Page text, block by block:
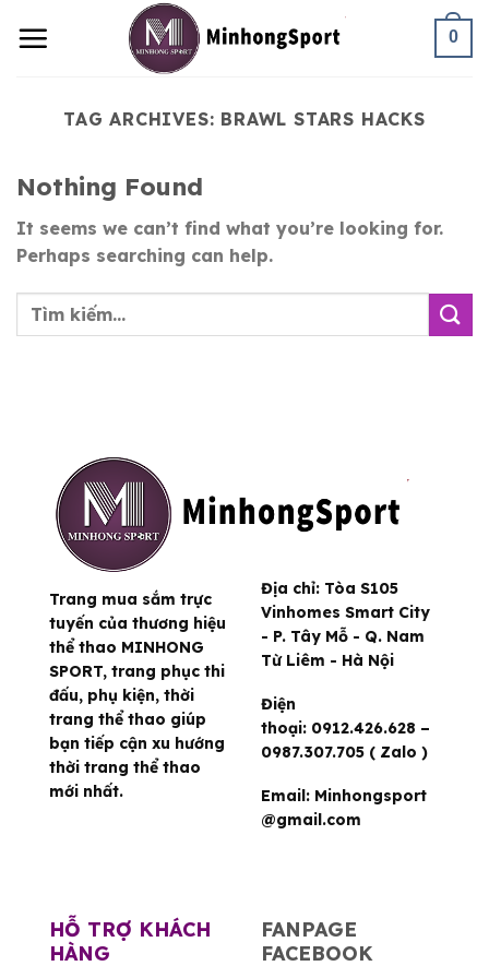
0
TAG ARCHIVES: BRAWL STARS HACKS
Nothing Found
It seems we can’t find what you’re looking for.
Perhaps searching can help.
Trang mua sắm trực
tuyến của thương hiệu
thể thao MINHONG
SPORT, trang phục thi
đấu, phụ kiện, thời
trang thể thao giúp
bạn tiếp cận xu hướng
thời trang thể thao
mới nhất.
Địa chỉ: Tòa S105
Vinhomes Smart City
- P. Tây Mỗ - Q. Nam
Từ Liêm - Hà Nội
Điện
thoại: 0912.426.628 –
0987.307.705 ( Zalo )
Email: Minhongsport
@gmail.com
HỖ TRỢ KHÁCH
HÀNG
FANPAGE
FACEBOOK